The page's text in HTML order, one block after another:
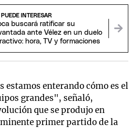
PUEDE INTERESAR
buscará ratificar su
ante Vélez en un duelo
hora, TV y formaciones
estamos enterando cómo es el
grandes", señaló,
que se produjo en
primer partido de la